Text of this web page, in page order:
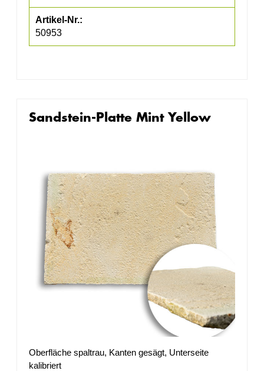
50953
Sandstein-Platte Mint Yellow
Oberfläche spaltrau, Kanten gesägt, Unterseite
kalibriert